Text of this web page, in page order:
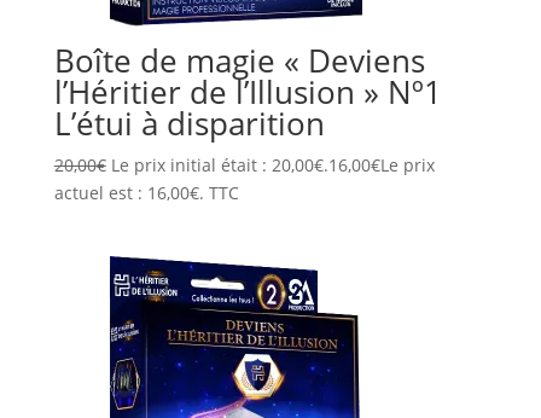
Boîte de magie « Deviens
l’Héritier de l’Illusion » Nº1
L’étui à disparition
20,00€ Le prix initial était : 20,00€.16,00€Le prix
actuel est : 16,00€. TTC